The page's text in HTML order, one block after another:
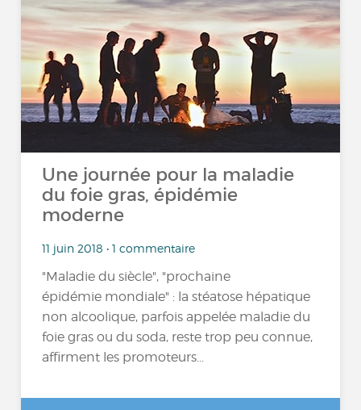
Une journée pour la maladie
du foie gras, épidémie
moderne
11 juin 2018 • 1 commentaire
"Maladie du siècle", "prochaine
épidémie mondiale" : la stéatose hépatique
non alcoolique, parfois appelée maladie du
foie gras ou du soda, reste trop peu connue,
affirment les promoteurs...